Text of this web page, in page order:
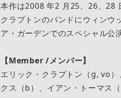
本作は2008 年2 ⽉25、26、28
クラプトンのバンドにウィンウ
ア・ガーデンでのスペシャル公
【Member /メンバー】
エリック・クラプトン（g, vo
クス（b）、イアン・トーマス